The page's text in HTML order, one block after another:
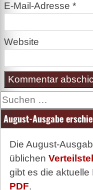
E-Mail-Adresse *
Website
Suche
August-Ausgabe
Die August-
üblichen
gibt es die aktuelle
PDF.